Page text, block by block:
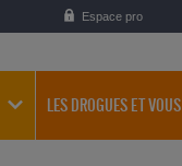
Espace pro
LES DROGUES ET VOUS